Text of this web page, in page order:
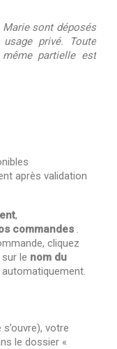
sont déposés
privé. Toute
partielle est
après validation
,
commandes .
cliquez
le nom du
votre
le dossier «